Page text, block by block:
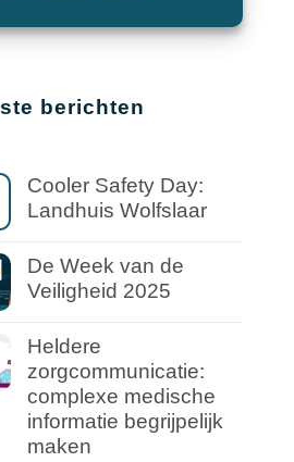
berichten
Cooler Safety Day:
Landhuis Wolfslaar
De Week van de
Veiligheid 2025
Heldere
zorgcommunicatie:
complexe medische
informatie begrijpelijk
maken